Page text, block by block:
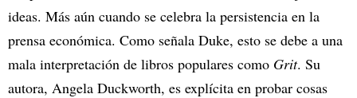
ideas. Más aún cuando se celebra la persistencia en la
prensa económica. Como señala Duke, esto se debe a una
mala interpretación de libros populares como Grit. Su
autora, Angela Duckworth, es explícita en probar cosas